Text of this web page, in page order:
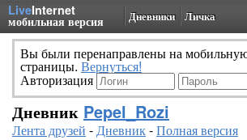
LiveInternet
мобильная версия Дневники Личка
Вы были перенаправлены на
страницы. Вернуться!
Авторизация
Дневник Pepel_Rozi
Лента друзей -Дневник-Полная версия